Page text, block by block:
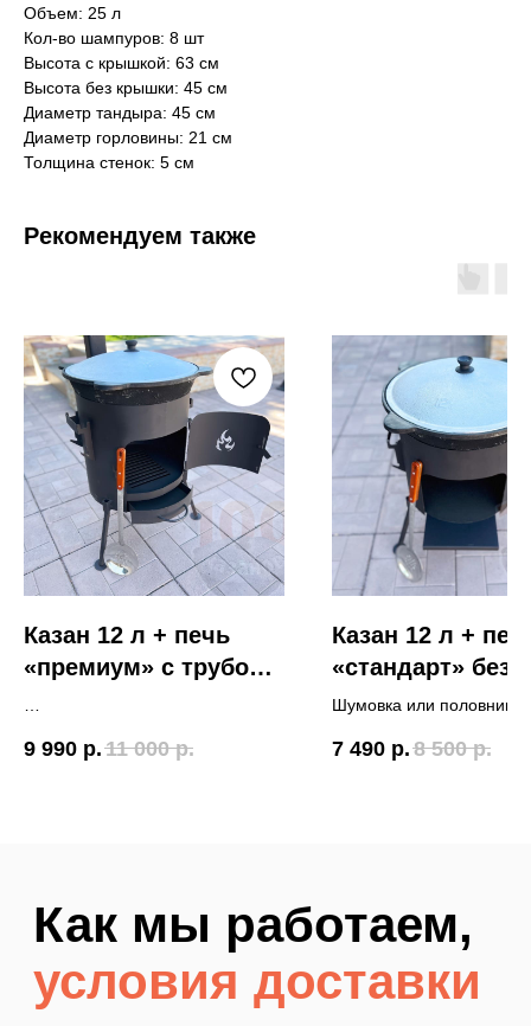
Объем: 25 л
Кол-во шампуров: 8 шт
Высота с крышкой: 63 см
Высота без крышки: 45 см
Диаметр тандыра: 45 см
Диаметр горловины: 21 см
Толщина стенок: 5 см
Рекомендуем также
Казан 12 л + печь
«премиум» с трубой,
подарок
9 990 р. 11 000 р.
Казан 12 л +
«стандарт» без
дверцы
Шумовка или половник в
7 490 р. 8 500 р.
условия доставки
Обычно, все товары представленные
на сайте у нас в наличии. Но, все-таки,
рекомендуем заранее позвонить
8 (984)
333-09-20и забронировать товар,
чтобы не было недоразумений!
Тюмень, ул. Минская, 71/1
с 10:00 до 19:00